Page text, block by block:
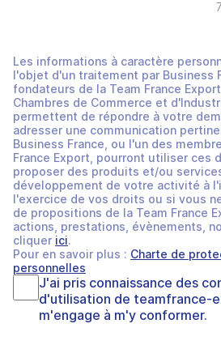
Les informations à caractère
l'objet d'un traitement par Business
fondateurs de la Team France
Chambres de Commerce et
permettent de répondre à votre
adresser une communication
Business France, ou l'un des
France Export, pourront utiliser ces
proposer des produits et/ou
développement de votre activité à
l'exercice de vos droits ou si vous
de propositions de la Team France
actions, prestations, évènements,
cliquer ici.
Pour en savoir plus : Charte de
personnelles
J'ai pris connaissance des
d'utilisation de teamfrance-
m'engage à m'y conformer.